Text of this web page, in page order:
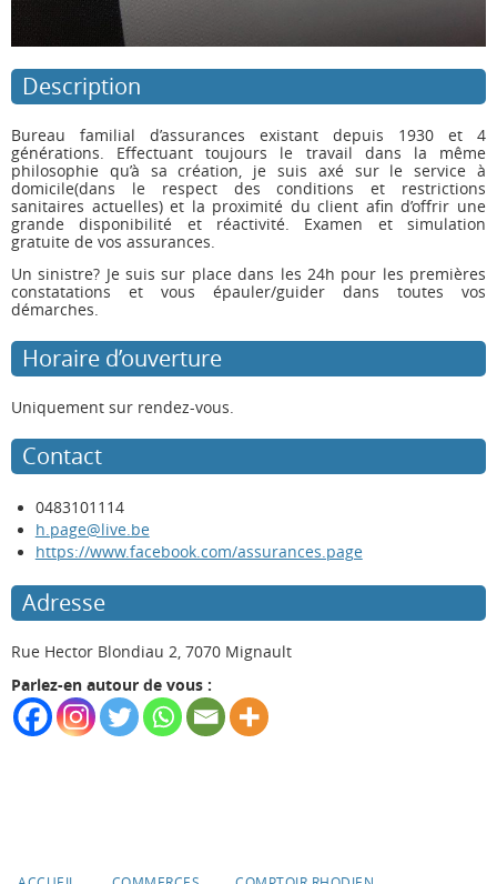
Description
Bureau familial d’assurances existant depuis 1930 et 4
générations. Effectuant toujours le travail dans la même
philosophie qu’à sa création, je suis axé sur le service à
domicile(dans le respect des conditions et restrictions
sanitaires actuelles) et la proximité du client afin d’offrir une
grande disponibilité et réactivité. Examen et simulation
gratuite de vos assurances.
Un sinistre? Je suis sur place dans les 24h pour les premières
constatations et vous épauler/guider dans toutes vos
démarches.
Horaire d’ouverture
Uniquement sur rendez-vous.
Contact
0483101114
h.page@live.be
https://www.facebook.com/assurances.page
Adresse
Rue Hector Blondiau 2, 7070 Mignault
Parlez-en autour de vous :